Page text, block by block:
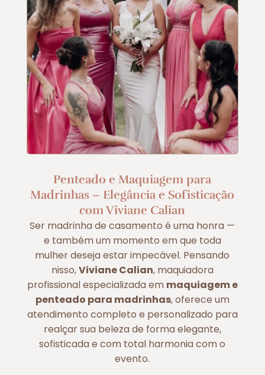
Penteado e Maquiagem para
Madrinhas – Elegância e Sofisticação
com Viviane Calian
Ser madrinha de casamento é uma honra —
e também um momento em que toda
mulher deseja estar impecável. Pensando
nisso,Viviane Calian, maquiadora
profissional especializada em maquiagem e
penteado para madrinhas, oferece um
atendimento completo e personalizado para
realçar sua beleza de forma elegante,
sofisticada e com total harmonia com o
evento.